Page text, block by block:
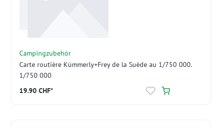
Campingzubehör
Carte routière Kümmerly+Frey de la Suède au 1/750 000.
1/750 000
19.90 CHF*